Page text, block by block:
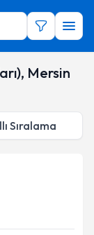
Mersin
Sıralama